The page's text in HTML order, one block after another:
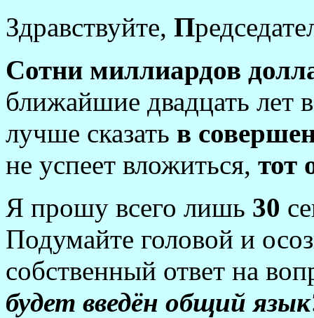
Здравствуйте, П
Сотни миллиардов
ближайшие двадцать лет
лучше сказать в
не успеет вложиться, тот
Я прошу всего лишь 30
Подумайте головой и
собственный ответ на
будет введён общий